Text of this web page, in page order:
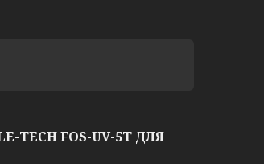
FOS-UV-5T ДЛЯ